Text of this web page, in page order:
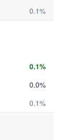
0.1%
0.1%
0.0%
0.1%